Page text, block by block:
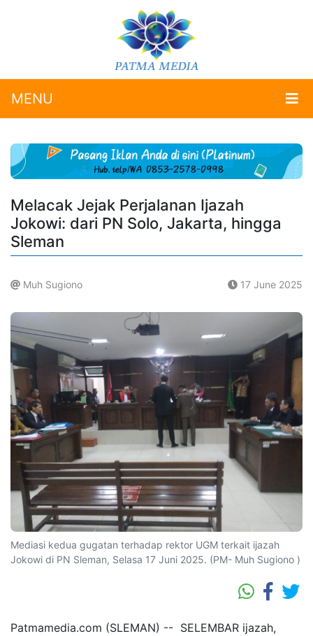
MENU
Melacak Jejak Perjalanan Ijazah
Jokowi: dari PN Solo, Jakarta, hingga
Sleman
Muh Sugiono 17 June 2025
Mediasi kedua gugatan terhadap rektor UGM terkait ijazah
Jokowi di PN Sleman, Selasa 17 Juni 2025. (PM- Muh Sugiono )
Patmamedia.com (SLEMAN) -- SELEMBAR ijazah,